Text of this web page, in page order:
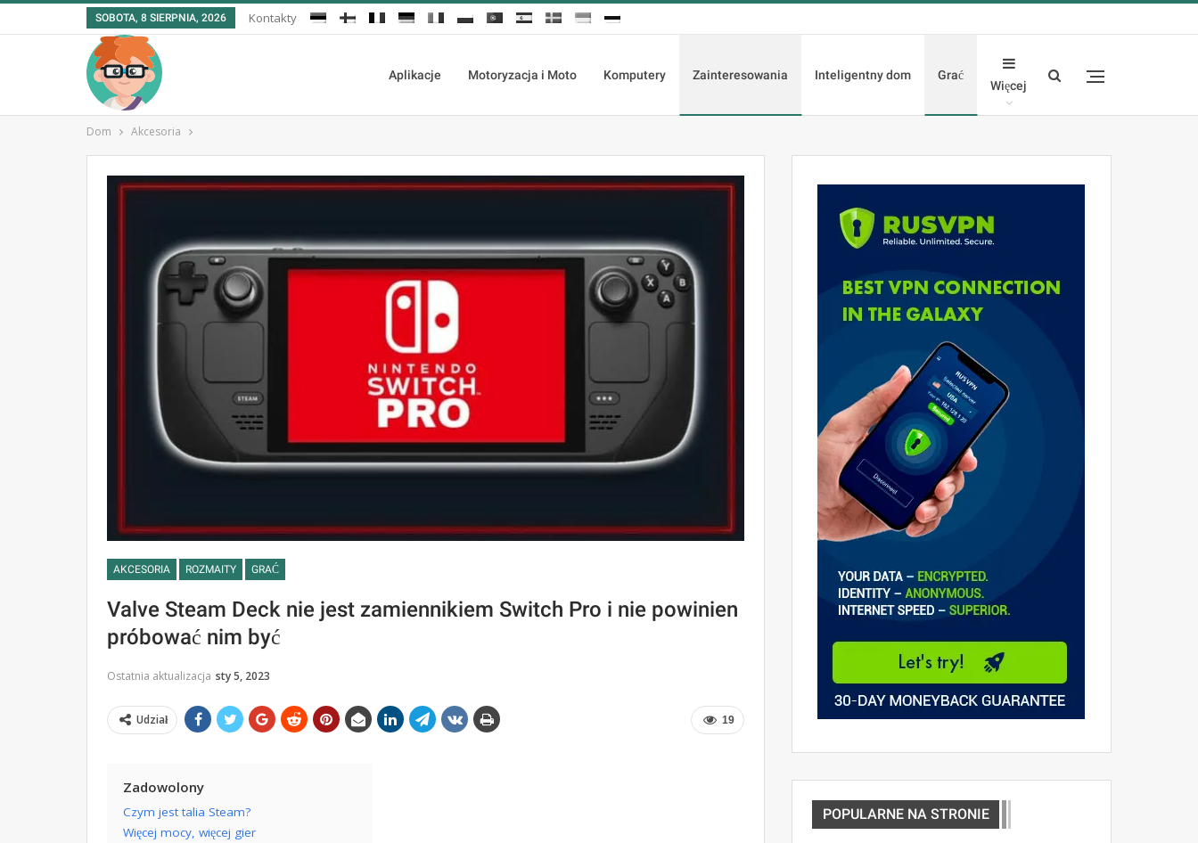
SOBOTA, 8 SIERPNIA, 2026 Kontakty
Aplikacje Motoryzacja i Moto Komputery Zainteresowania Inteligentny dom Grać
Więcej
Dom Akcesoria
AKCESORIA ROZMAITY GRAĆ
Valve Steam Deck nie jest zamiennikiem Switch Pro i nie powinien
próbować nim być
Ostatnia aktualizacja sty 5, 2023
19
Udział
Zadowolony
Czym jest talia Steam?
Więcej mocy, więcej gier
POPULARNE NA STRONIE